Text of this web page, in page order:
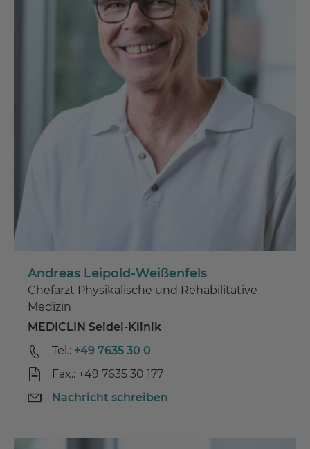
Andreas Leipold-Weißenfels
Chefarzt Physikalische und Rehabilitative
Medizin
MEDICLIN Seidel-Klinik
Tel.: +49 7635 30 0
Fax.: +49 7635 30 177
Nachricht schreiben